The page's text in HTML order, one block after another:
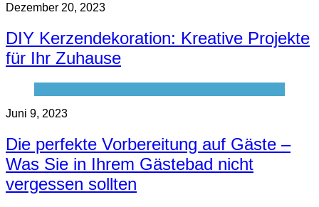
Dezember 20, 2023
DIY Kerzendekoration: Kreative Projekte
für Ihr Zuhause
Juni 9, 2023
Die perfekte Vorbereitung auf Gäste –
Was Sie in Ihrem Gästebad nicht
vergessen sollten